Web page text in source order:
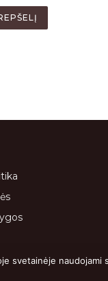
svetainėje